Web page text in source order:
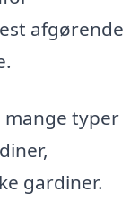
afgørende
mange typer
gardiner.